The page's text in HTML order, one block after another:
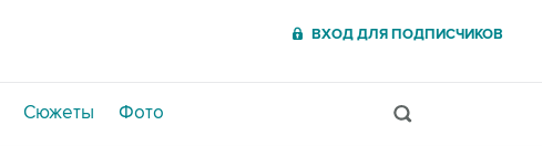
ВХОД ДЛЯ ПОДПИСЧИКОВ
Сюжеты Фото